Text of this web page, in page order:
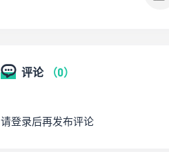
评论 （0）
请登录后再发布评论